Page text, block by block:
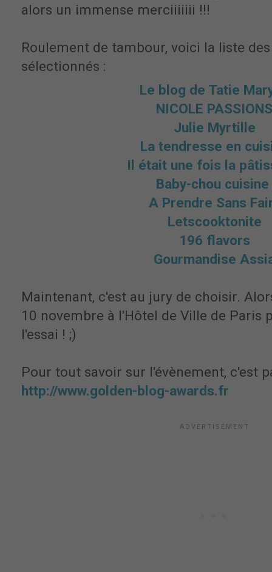
alors un immense merciiiiiii !!!
Roulement de tambour, voici la liste
sélectionnés :
Le blog de Tatie
NICOLE
Julie Myrtille
La tendresse en
Il était une fois la
Baby-chou
A Prendre Sans
Letscooktonite
196 flavors
Gourmandise
Maintenant, c'est au jury de choisir.
10 novembre à l'Hôtel de Ville de Paris
l'essai ! ;)
Pour tout savoir sur l'évènement, c'est
http://www.golden-blog-awards.fr